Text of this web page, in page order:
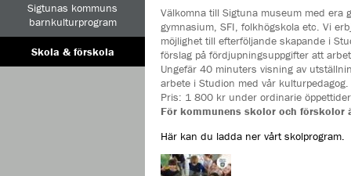
Sigtunas kommuns
barnkulturprogram
Skola & förskola
Välkomna till Sigtuna museum med
gymnasium, SFI, folkhögskola etc. Vi
möjlighet till efterföljande skapande i
förslag på fördjupningsuppgifter att
Ungefär 40 minuters visning av
arbete i Studion med vår
Pris: 1 800 kr under ordinarie
För kommunens skolor och
Här kan du ladda ner vårt skolprogram.